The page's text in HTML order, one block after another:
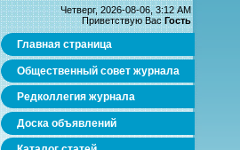
Четверг, 2026-08-06, 3:12 AM
Приветствую Вас Гость
Главная страница
Общественный совет журнала
Редколлегия журнала
Доска объявлений